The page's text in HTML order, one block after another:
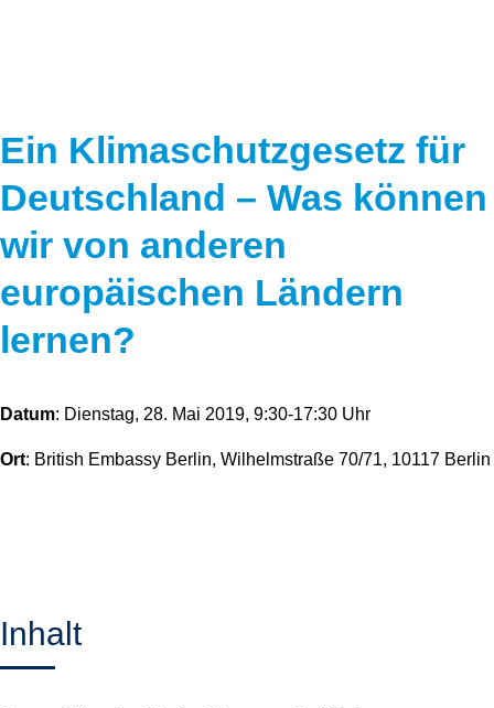
Ein Klimaschutzgesetz für
Deutschland – Was können
wir von anderen
europäischen Ländern
lernen?
Datum: Dienstag, 28. Mai 2019, 9:30-17:30 Uhr
Ort: British Embassy Berlin, Wilhelmstraße 70/71, 10117 Berlin
Inhalt